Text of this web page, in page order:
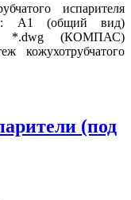
испарителя
А1 (общий вид)
*.dwg (КОМПАС)
кожухотрубчатого
(под